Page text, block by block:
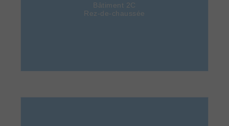
Bâtiment 2C
Rez-de-chaussée